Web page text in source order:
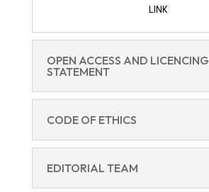
LINK
OPEN ACCESS AND LICENCING
STATEMENT
CODE OF ETHICS
EDITORIAL TEAM